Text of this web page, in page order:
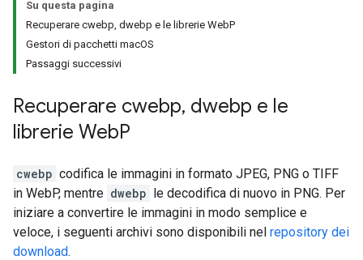
Su questa pagina
Recuperare cwebp, dwebp e le librerie WebP
Gestori di pacchetti macOS
Passaggi successivi
Recuperare cwebp, dwebp e le
librerie WebP
cwebp codifica le immagini in formato JPEG, PNG o TIFF
in WebP, mentre dwebp le decodifica di nuovo in PNG. Per
iniziare a convertire le immagini in modo semplice e
veloce, i seguenti archivi sono disponibili nel repository dei
download.